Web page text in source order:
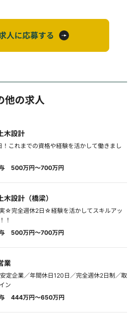
人に応募する
他の求人
木設計
！これまでの資格や経験を活かして働きまし
500万円～700万円
木設計（橋梁）
☆完全週休2日☆経験を活かしてスキルアッ
！
500万円～700万円
業
定企業／年間休日120日／完全週休2日制／取
ン
444万円～650万円